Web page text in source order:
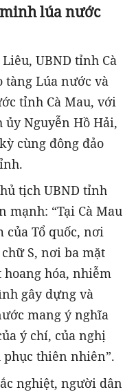
lúa nước
UBND tỉnh Cà
tàng Lúa nước và
tỉnh Cà Mau, với
Nguyễn Hồ Hải,
cùng đông đảo
tịch UBND tỉnh
mạnh: “Tại Cà Mau
của Tổ quốc, nơi
S, nơi ba mặt
hóa, nhiễm
gây dựng và
mang ý nghĩa
ý chí, của nghị
thiên nhiên”.
nghiệt, người dân